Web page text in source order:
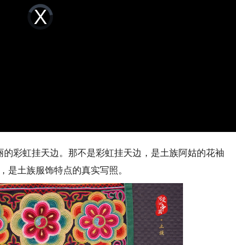
Video
Player
loading.
的彩虹挂天边。那不是彩虹挂天边，是土族阿姑的花袖
是土族服饰特点的真实写照。